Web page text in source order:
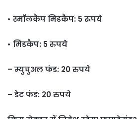
• स्मॉलकैप मिडकैप: 5 रुपये
• मिडकैप: 5 रुपये
– म्युचुअल फंड: 20 रुपये
– डेट फंड: 20 रुपये